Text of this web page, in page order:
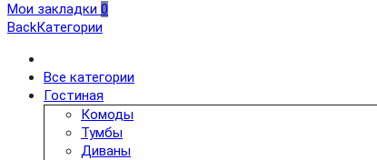
Мои закладки 0
BackКатегории
Все категории
Гостиная
Комоды
Тумбы
Диваны